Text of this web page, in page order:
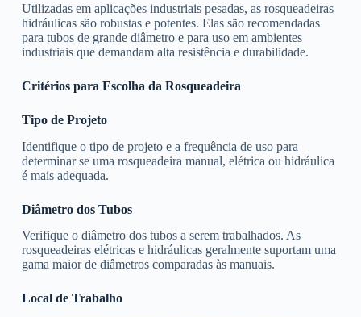
Utilizadas em aplicações industriais pesadas, as rosqueadeiras
hidráulicas são robustas e potentes. Elas são recomendadas
para tubos de grande diâmetro e para uso em ambientes
industriais que demandam alta resistência e durabilidade.
Critérios para Escolha da Rosqueadeira
Tipo de Projeto
Identifique o tipo de projeto e a frequência de uso para
determinar se uma rosqueadeira manual, elétrica ou hidráulica
é mais adequada.
Diâmetro dos Tubos
Verifique o diâmetro dos tubos a serem trabalhados. As
rosqueadeiras elétricas e hidráulicas geralmente suportam uma
gama maior de diâmetros comparadas às manuais.
Local de Trabalho